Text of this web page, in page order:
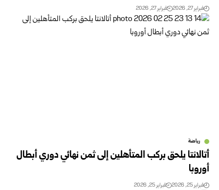
فبراير 27, 2026 فبراير 27, 2026
رياضة
أتالانتا يلحق بركب المتأهلين إلى ثمن نهائي دوري أبطال
أوروبا
فبراير 25, 2026 فبراير 25, 2026